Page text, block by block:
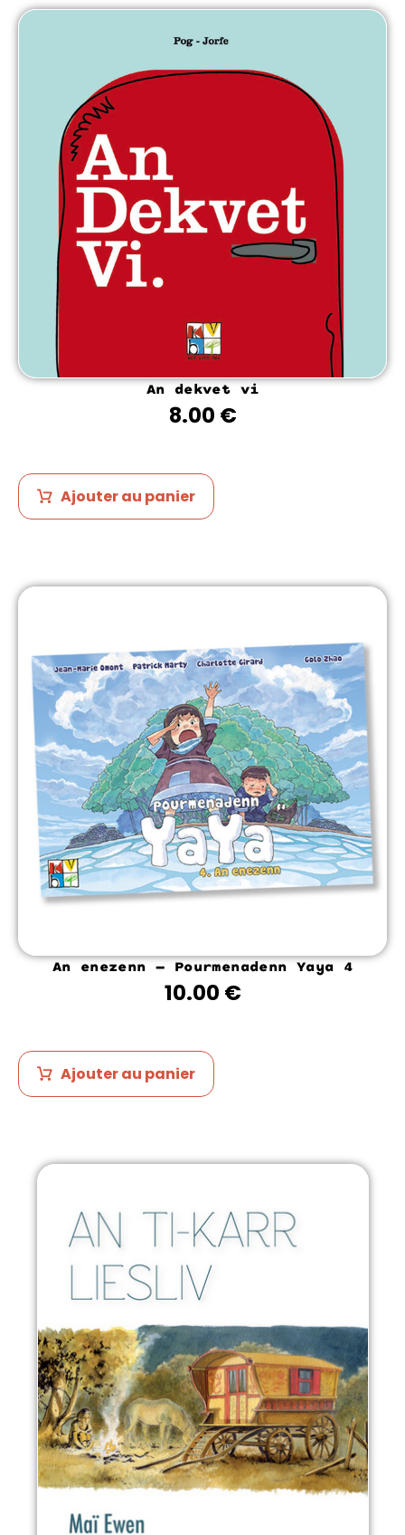
An dekvet vi
8.00 €
Ajouter au panier
An enezenn – Pourmenadenn Yaya 4
10.00 €
Ajouter au panier